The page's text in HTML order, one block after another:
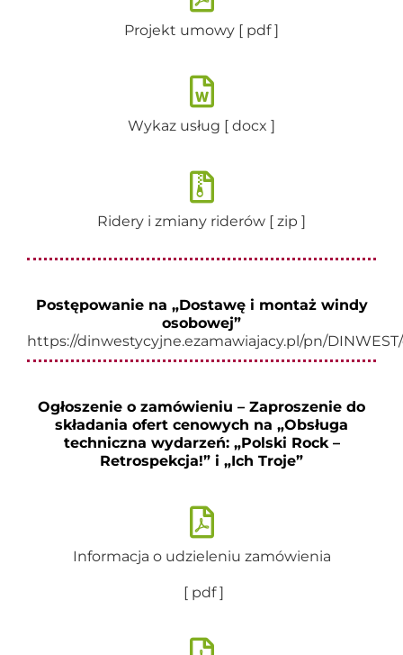
Projekt umowy [ pdf ]
Wykaz usług [ docx ]
Ridery i zmiany riderów [ zip ]
Postępowanie na „Dostawę i montaż windy
osobowej”
https://dinwestycyjne.ezamawiajacy.pl/pn/
Ogłoszenie o zamówieniu – Zaproszenie do
składania ofert cenowych na „Obsługa
techniczna wydarzeń: „Polski Rock –
Retrospekcja!” i „Ich Troje”
Informacja o udzieleniu zamówienia
[ pdf ]